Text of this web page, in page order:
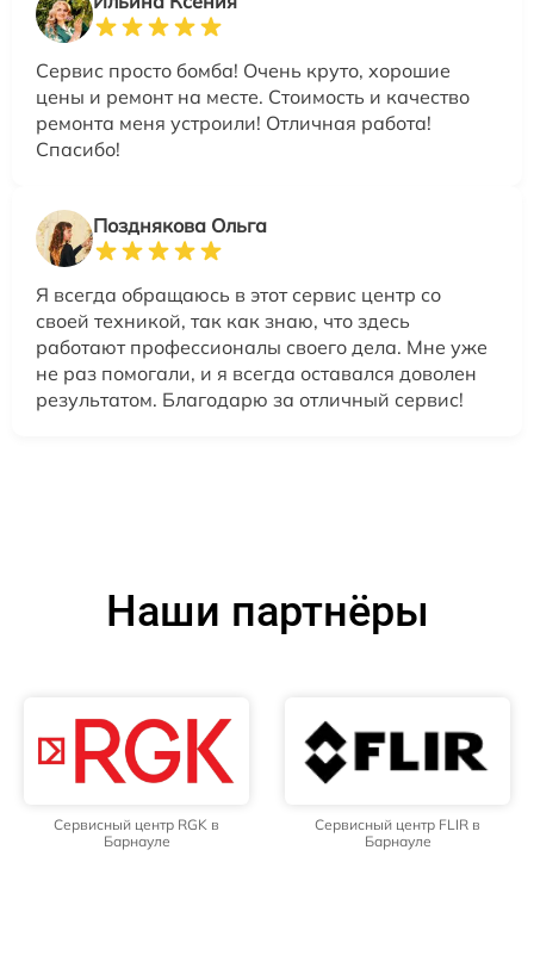
Сервис просто бомба! Очень круто, хорошие
цены и ремонт на месте. Стоимость и качество
ремонта меня устроили! Отличная работа!
Спасибо!
Позднякова Ольга
Я всегда обращаюсь в этот сервис центр со
своей техникой, так как знаю, что здесь
работают профессионалы своего дела. Мне уже
не раз помогали, и я всегда оставался доволен
результатом. Благодарю за отличный сервис!
Наши партнёры
Сервисный центр RGK в
Барнауле
Сервисный центр FLIR в
Барнауле